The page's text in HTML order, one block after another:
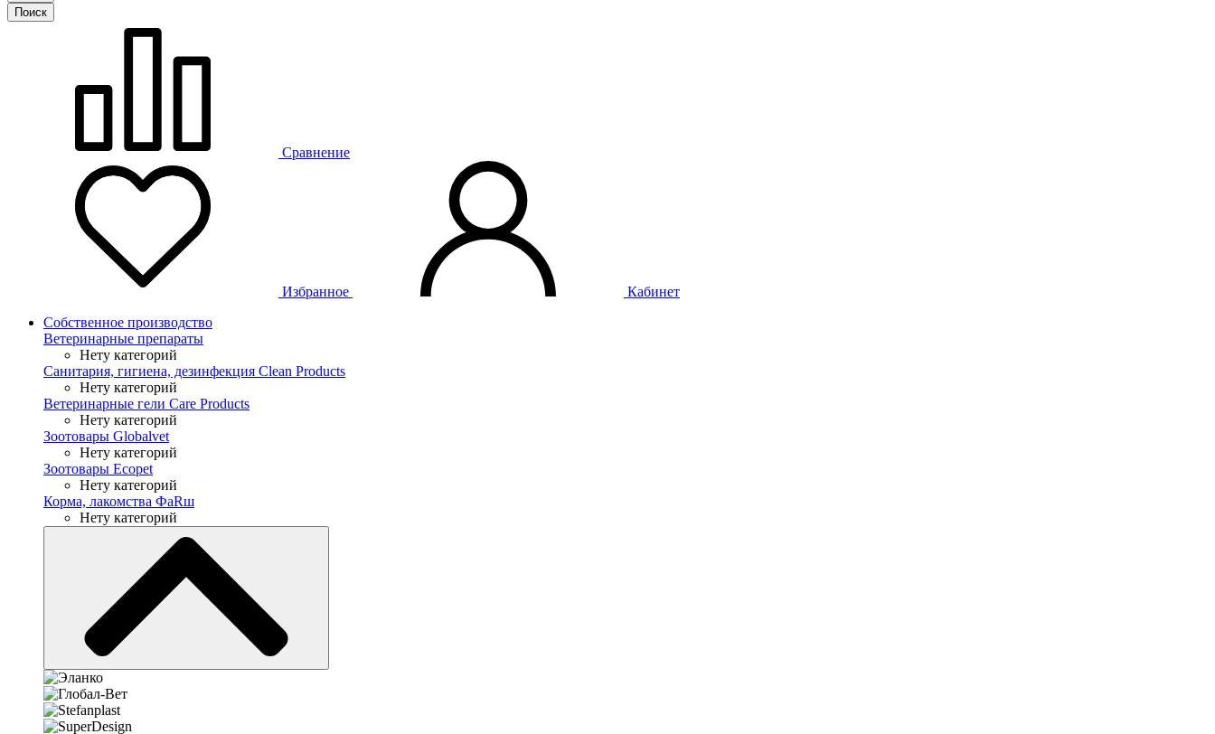
Сравнение
Избранное
Кабинет
Собственное производство
Ветеринарные препараты
Нету категорий
Санитария, гигиена, дезинфекция Clean Products
Нету категорий
Ветеринарные гели Care Products
Нету категорий
Зоотовары Globalvet
Нету категорий
Зоотовары Ecopet
Нету категорий
Корма, лакомства ФaRш
Нету категорий